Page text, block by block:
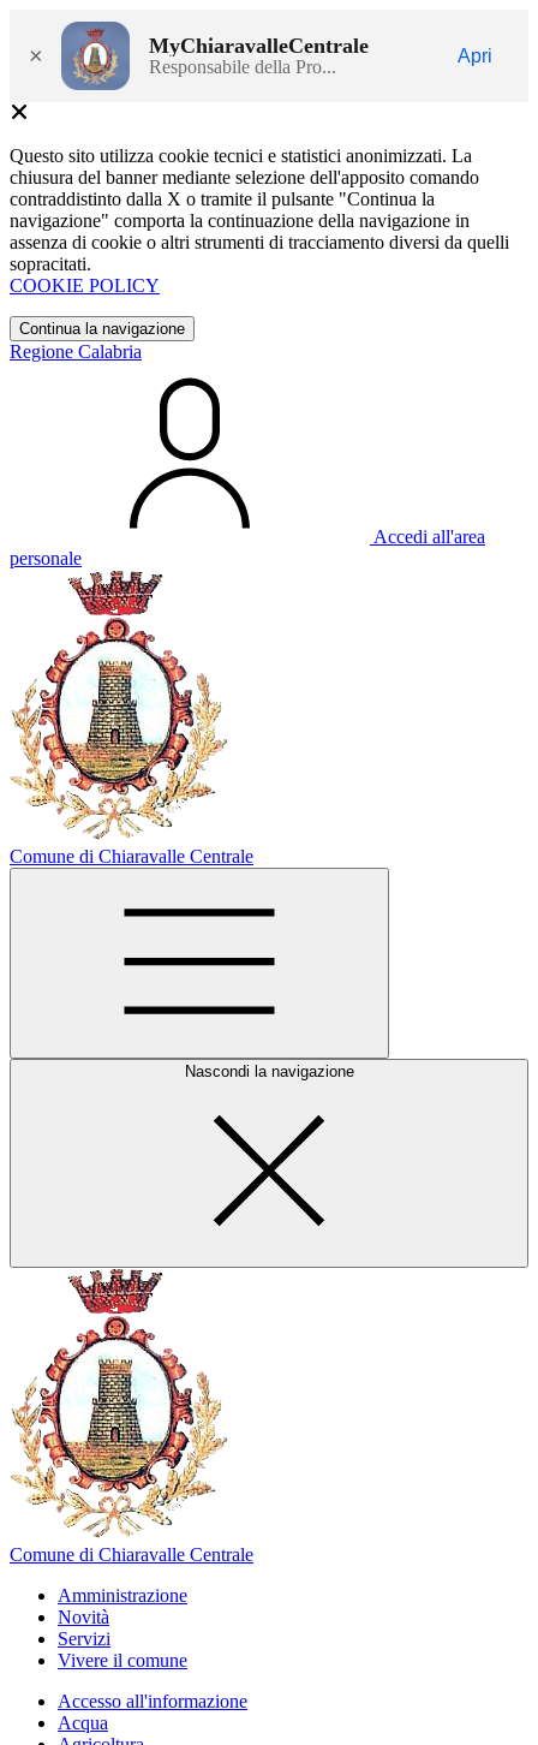
× MyChiaravalleCentrale
Responsabile della Pro...
Apri
Questo sito utilizza cookie tecnici e statistici anonimizzati. La
chiusura del banner mediante selezione dell'apposito comando
contraddistinto dalla X o tramite il pulsante "Continua la
navigazione" comporta la continuazione della navigazione in
assenza di cookie o altri strumenti di tracciamento diversi da quelli
sopracitati.
COOKIE POLICY
Continua la navigazione
Regione Calabria
Accedi all'area
personale
Comune di Chiaravalle Centrale
Nascondi la navigazione
Comune di Chiaravalle Centrale
Amministrazione
Novità
Servizi
Vivere il comune
Accesso all'informazione
Acqua